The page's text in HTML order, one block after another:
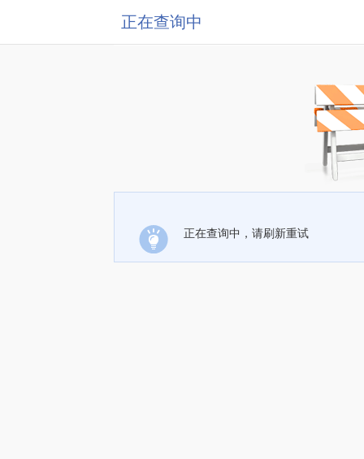
正在查询中
正在查询中，请刷新重试